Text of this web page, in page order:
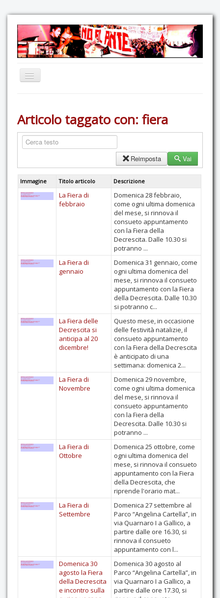
Comunicazione
Eventi
GAS Felce & Mirtillo
No Ponte!
Ricostruiamo il Cartella!
Mediateca
Articolo taggato con: fiera
Vai
Reimposta
Immagine Titolo articolo Descrizione
La Fiera di
febbraio
Domenica 28 febbraio,
come ogni ultima domenica
del mese, si rinnova il
consueto appuntamento
con la Fiera della
Decrescita. Dalle 10.30 si
potranno ...
La Fiera di
gennaio
Domenica 31 gennaio, come
ogni ultima domenica del
mese, si rinnova il consueto
appuntamento con la Fiera
della Decrescita. Dalle 10.30
si potranno c...
La Fiera delle
Decrescita si
anticipa al 20
dicembre!
Questo mese, in occasione
delle festività natalizie, il
consueto appuntamento
con la Fiera della Decrescita
è anticipato di una
settimana: domenica 2...
La Fiera di
Novembre
Domenica 29 novembre,
come ogni ultima domenica
del mese, si rinnova il
consueto appuntamento
con la Fiera della
Decrescita. Dalle 10.30 si
potranno ...
La Fiera di
Ottobre
Domenica 25 ottobre, come
ogni ultima domenica del
mese, si rinnova il consueto
appuntamento con la Fiera
della Decrescita, che
riprende l'orario mat...
La Fiera di
Settembre
Domenica 27 settembre al
Parco “Angelina Cartella”, in
via Quarnaro I a Gallico, a
partire dalle ore 16.30, si
rinnova il consueto
appuntamento con l...
Domenica 30
agosto la Fiera
della Decrescita
e incontro sulla
Domenica 30 agosto al
Parco “Angelina Cartella”, in
via Quarnaro I a Gallico, a
partire dalle ore 17.30, si